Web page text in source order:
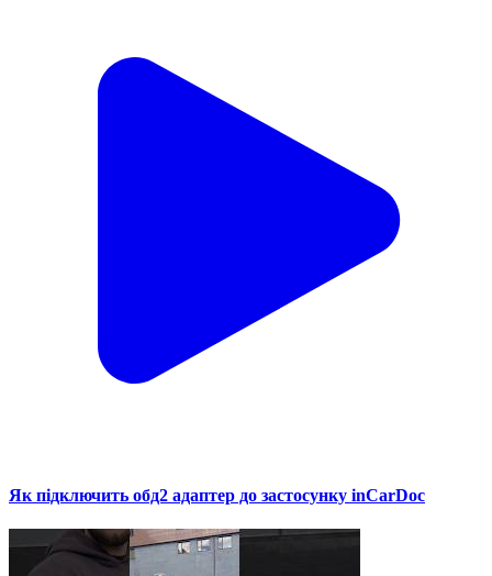
Як підключить обд2 адаптер до застосунку inCarDoc